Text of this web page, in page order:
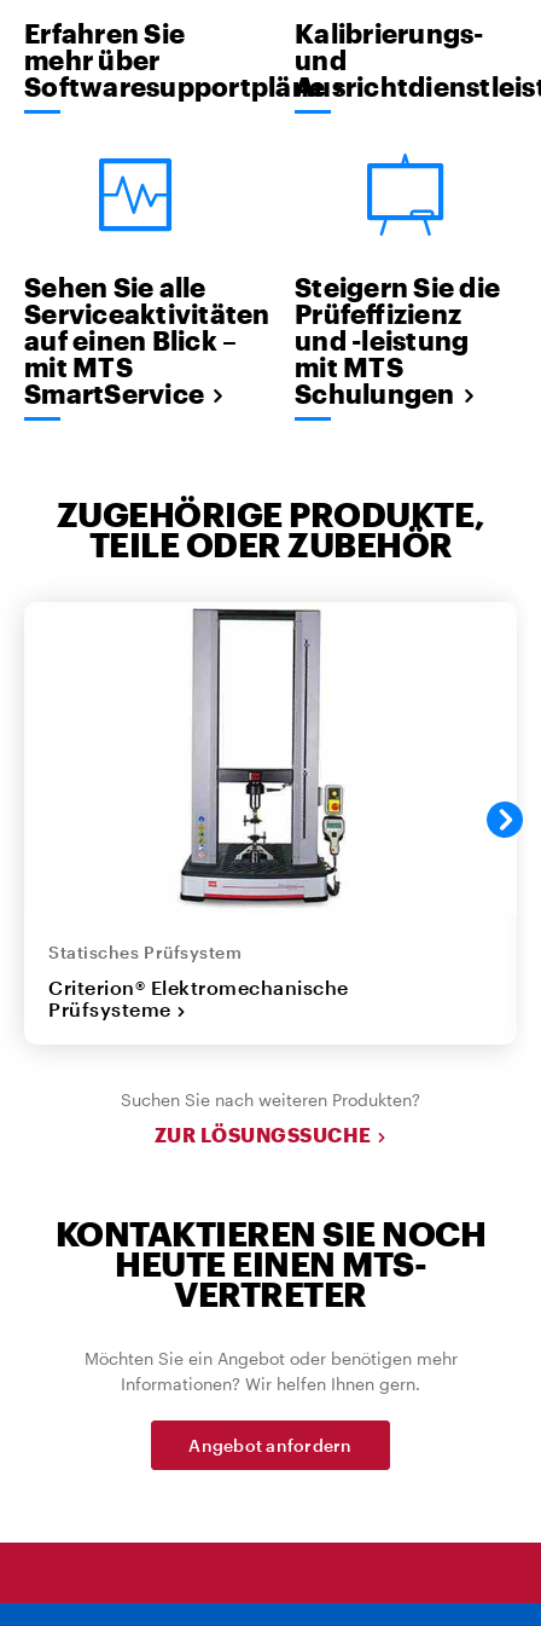
Erfahren Sie
mehr über
Softwaresupportpläne
Kalibrierungs-
und
Sehen Sie alle
Serviceaktivitäten
auf einen Blick –
mit MTS
SmartService
Steigern Sie die
Prüfeffizienz
und -leistung
mit MTS
Schulungen
ZUGEHÖRIGE PRODUKTE,
TEILE ODER ZUBEHÖR
Statisches Prüfsystem
Criterion® Elektromechanische
Prüfsysteme
Suchen Sie nach weiteren Produkten?
ZUR LÖSUNGSSUCHE
KONTAKTIEREN SIE NOCH
HEUTE EINEN MTS-
VERTRETER
Möchten Sie ein Angebot oder benötigen mehr
Informationen? Wir helfen Ihnen gern.
Angebot anfordern